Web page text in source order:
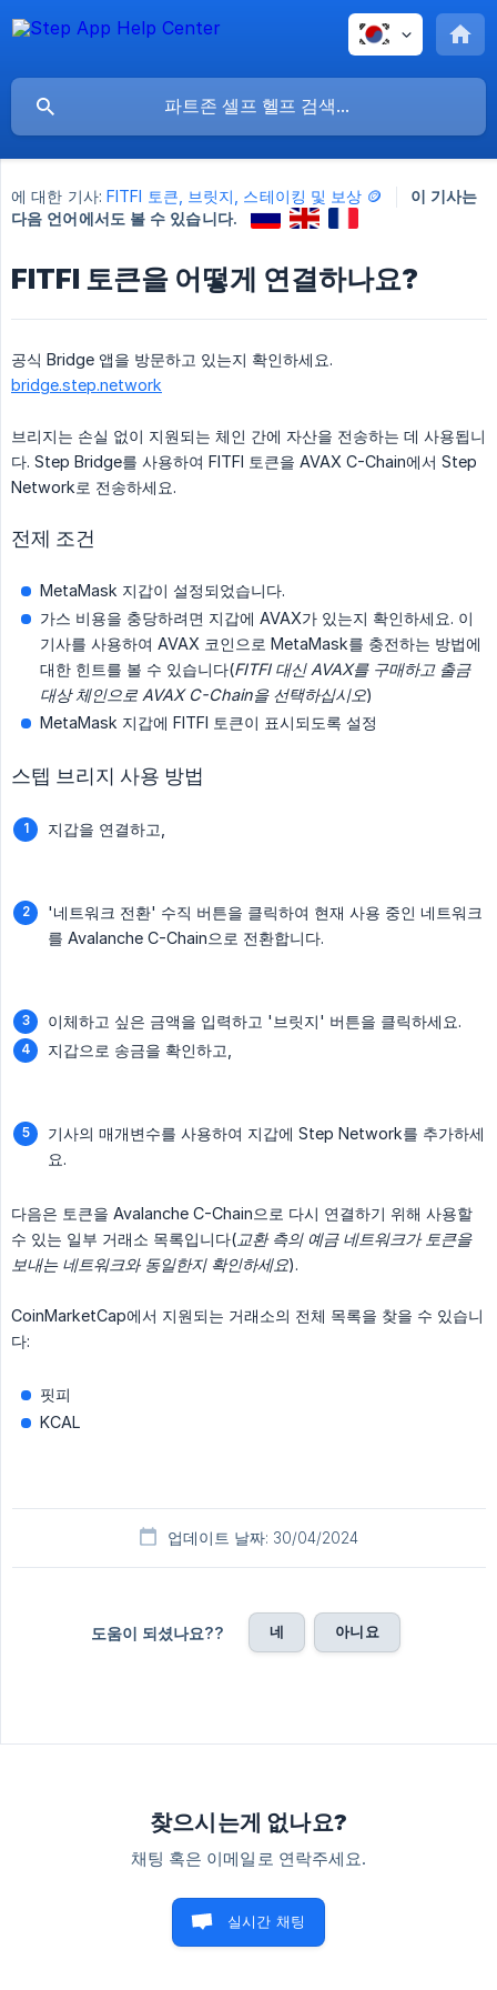
에 대한 기사: FITFI 토큰, 브릿지, 스테이킹 및 보상 🪙
이 기사는
다음 언어에서도 볼 수 있습니다.
FITFI 토큰을 어떻게 연결하나요?
공식 Bridge 앱을 방문하고 있는지 확인하세요.
bridge.step.network
브리지는 손실 없이 지원되는 체인 간에 자산을 전송하는 데 사용됩니
다. Step Bridge를 사용하여 FITFI 토큰을 AVAX C-Chain에서 Step
Network로 전송하세요.
전제 조건
MetaMask 지갑이 설정되었습니다.
가스 비용을 충당하려면 지갑에 AVAX가 있는지 확인하세요. 이
기사를 사용하여 AVAX 코인으로 MetaMask를 충전하는 방법에
대한 힌트를 볼 수 있습니다(FITFI 대신 AVAX를 구매하고 출금
대상 체인으로 AVAX C-Chain을 선택하십시오)
MetaMask 지갑에 FITFI 토큰이 표시되도록 설정
스텝 브리지 사용 방법
지갑을 연결하고,
'네트워크 전환' 수직 버튼을 클릭하여 현재 사용 중인 네트워크
를 Avalanche C-Chain으로 전환합니다.
이체하고 싶은 금액을 입력하고 '브릿지' 버튼을 클릭하세요.
지갑으로 송금을 확인하고,
기사의 매개변수를 사용하여 지갑에 Step Network를 추가하세
요.
다음은 토큰을 Avalanche C-Chain으로 다시 연결하기 위해 사용할
수 있는 일부 거래소 목록입니다( 교환 측의 예금 네트워크가 토큰을
보내는 네트워크와 동일한지 확인하세요).
CoinMarketCap에서 지원되는 거래소의 전체 목록을 찾을 수 있습니
다:
핏피
KCAL
업데이트 날짜: 30/04/2024
도움이 되셨나요?? 네 아니요
찾으시는게 없나요?
채팅 혹은 이메일로 연락주세요.
실시간 채팅